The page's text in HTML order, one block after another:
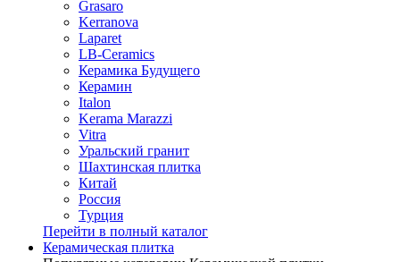
Grasaro
Kerranova
Laparet
LB-Ceramics
Керамика Будущего
Керамин
Italon
Kerama Marazzi
Vitra
Уральский гранит
Шахтинская плитка
Китай
Россия
Турция
Перейти в полный каталог
Керамическая плитка